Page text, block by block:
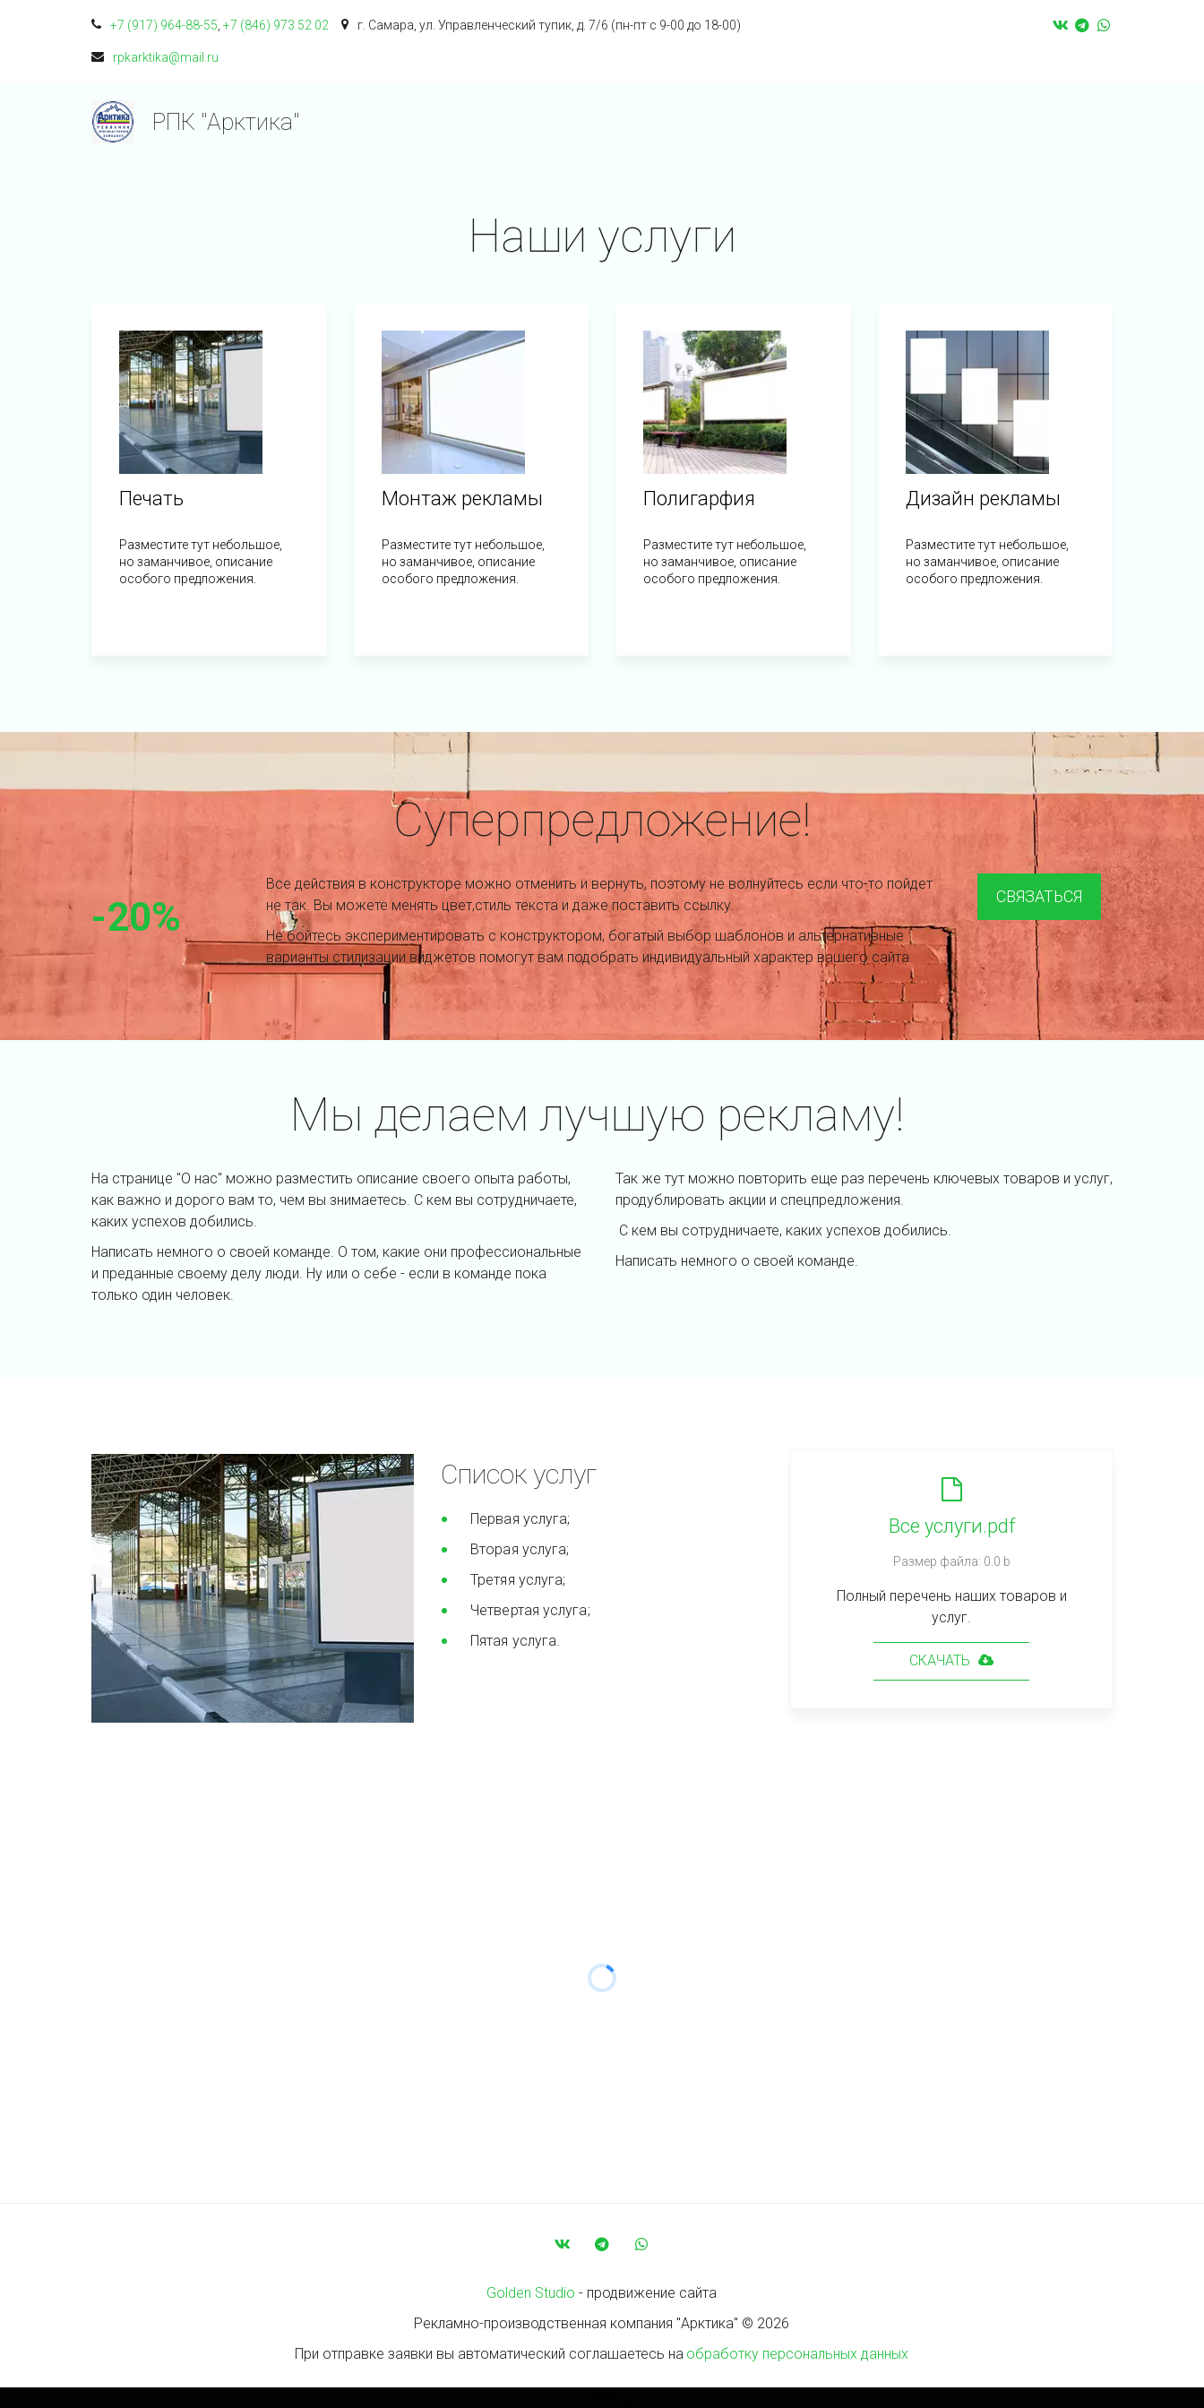
+7 (917) 964-88-55 +7 (846) 973 52 02 г. Самара ул. Управленческий тупик, д. 7/6 (пн-пт с 9-00 до 18-00)
rpkarktika@mail.ru
РПК "Арктика"
Наши услуги
Печать
Разместите тут небольшое,
но заманчивое, описание
особого предложения.
Монтаж рекламы
Разместите тут небольшое,
но заманчивое, описание
особого предложения.
Полигарфия
Разместите тут небольшое,
но заманчивое, описание
особого предложения.
Дизайн рекламы
Разместите тут небольшое,
но заманчивое, описание
особого предложения.
Суперпредложение!
-20%
Все действия в конструкторе можно отменить и вернуть, поэтому не волнуйтесь если что-то пойдет
не так. Вы можете менять цвет,стиль текста и даже поставить ссылку.
Не бойтесь экспериментировать с конструктором, богатый выбор шаблонов и альтернативные
варианты стилизации виджетов помогут вам подобрать индивидуальный характер вашего сайта.
СВЯЗАТЬСЯ
Мы делаем лучшую рекламу!
На странице "О нас" можно разместить описание своего опыта работы,
как важно и дорого вам то, чем вы знимаетесь. С кем вы сотрудничаете,
каких успехов добились.
Написать немного о своей команде. О том, какие они профессиональные
и преданные своему делу люди. Ну или о себе - если в команде пока
только один человек.
Так же тут можно повторить еще раз перечень ключевых товаров и услуг,
продублировать акции и спецпредложения.
С кем вы сотрудничаете, каких успехов добились.
Написать немного о своей команде.
Список услуг
Первая услуга;
Вторая услуга;
Третяя услуга;
Четвертая услуга;
Пятая услуга.
Все услуги.pdf
Размер файла: 0.0 b
Полный перечень наших товаров и
услуг.
СКАЧАТЬ
Golden Studio - продвижение сайта
Рекламно-производственная компания "Арктика" © 2026
При отправке заявки вы автоматический соглашаетесь на обработку персональных данных